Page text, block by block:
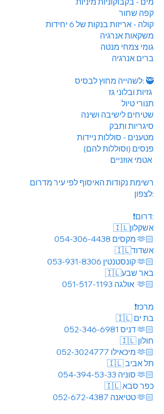
קפה שחור
קולה - אריזות בנקות של 6 יחידות
משקאות אנרגיה
גומי צמחי מנטה
ברים אנרגיה
לשהייה מחוץ לבסיס: 🥷
תנורי טיול
שטיחים לישיבה ושינה
סיגריות ותבק
מטענים - סוללות ניידות
פנסים (וסוללות להם)
רשימת נקודות האיסוף לפי עיר מדרום
לצפון:
❗️דרום:
🇮🇱אשקלון
054-306-4438
מקסים 🫶🏻
🇮🇱אשדוד
קונסטנטין 053-931-8306
🫶🏻
🇮🇱באר שבע
051-517-1193
אולגה 🫶🏻
❗️מרכז
🇮🇱 בת ים
דניס 052-346-6981
🫶🏻
🇮🇱 חולון
מיכאילו 052-3024777
🫶🏻
🇮🇱 תל אביב
סוניה 054-394-53-33
🫶🏻
🇮🇱 כפר סבא
052-672-4387
טטיאנה 🫶🏻